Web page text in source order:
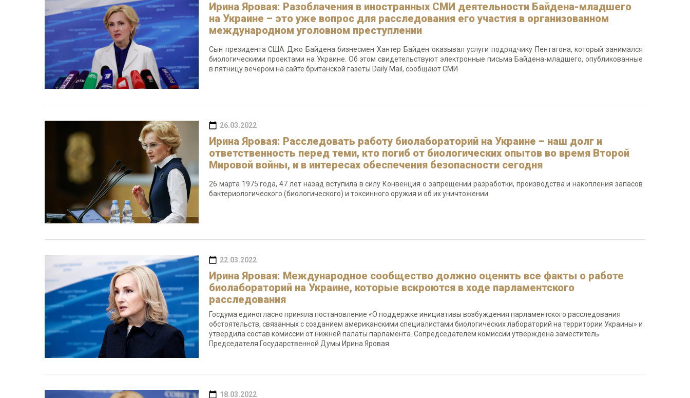
Ирина Яровая: Разоблачения в иностранных СМИ деятельности Байдена-младшего
на Украине – это уже вопрос для расследования его участия в организованном
международном уголовном преступлении
Сын президента США Джо Байдена бизнесмен Хантер Байден оказывал услуги подрядчику Пентагона, который занимался
биологическими проектами на Украине. Об этом свидетельствуют электронные письма Байдена-младшего, опубликованные
в пятницу вечером на сайте британской газеты Daily Mail, сообщают СМИ
26.03.2022
Ирина Яровая: Расследовать работу биолабораторий на Украине – наш долг и
ответственность перед теми, кто погиб от биологических опытов во время Второй
Мировой войны, и в интересах обеспечения безопасности сегодня
26 марта 1975 года, 47 лет назад вступила в силу Конвенция о запрещении разработки, производства и накопления запасов
бактериологического (биологического) и токсинного оружия и об их уничтожении
22.03.2022
Ирина Яровая: Международное сообщество должно оценить все факты о работе
биолабораторий на Украине, которые вскроются в ходе парламентского
расследования
Госдума единогласно приняла постановление «О поддержке инициативы возбуждения парламентского расследования
обстоятельств, связанных с созданием американскими специалистами биологических лабораторий на территории Украины» и
утвердила состав комиссии от нижней палаты парламента. Сопредседателем комиссии утверждена заместитель
Председателя Государственной Думы Ирина Яровая.
18.03.2022